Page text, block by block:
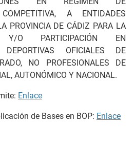
COMPETITIVA, A ENTIDADES
PROVINCIA DE CÁDIZ PARA LA
Y/O PARTICIPACIÓN EN
DEPORTIVAS OFICIALES DE
NO PROFESIONALES DE
AUTONÓMICO Y NACIONAL.
Enlace
de Bases en BOP: Enlace